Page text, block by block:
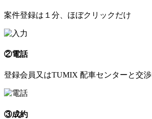
案件登録は１分、ほぼクリックだけ
②電話
登録会員又はTUMIX 配車センターと交渉
③成約